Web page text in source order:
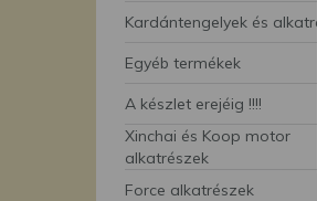
Kardántengelyek és
Egyéb termékek
A készlet erejéig !!!!
Xinchai és Koop motor
alkatrészek
Force alkatrészek